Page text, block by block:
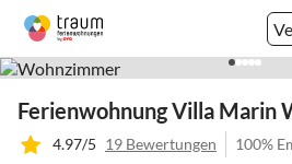
Ferienwohnung Villa Marin
4.97/5 19 Bewertungen 100%